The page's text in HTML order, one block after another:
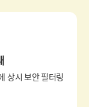
상시 보안 필터링